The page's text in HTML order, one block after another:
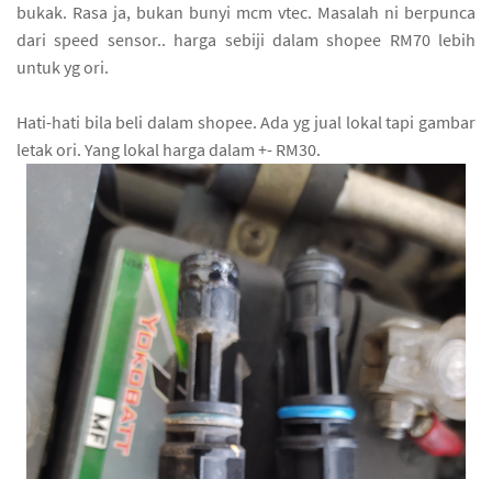
bukak. Rasa ja, bukan bunyi mcm vtec. Masalah ni berpunca
dari speed sensor.. harga sebiji dalam shopee RM70 lebih
untuk yg ori.
Hati-hati bila beli dalam shopee. Ada yg jual lokal tapi gambar
letak ori. Yang lokal harga dalam +- RM30.